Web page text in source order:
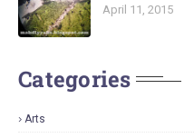
April 11, 2015
Categories
Arts